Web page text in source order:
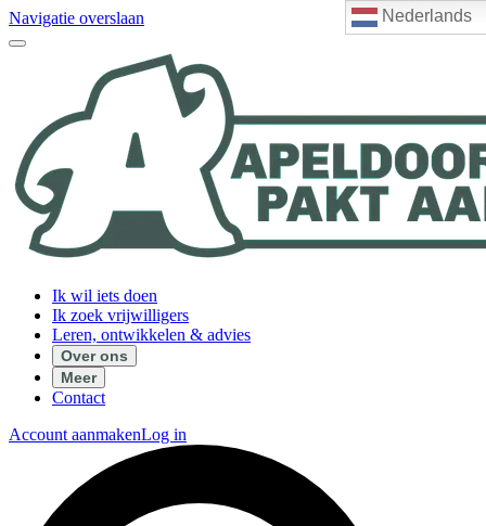
Nederlands
Navigatie overslaan
Ik wil iets doen
Ik zoek vrijwilligers
Leren, ontwikkelen & advies
Over ons
Meer
Contact
Account aanmakenLog in